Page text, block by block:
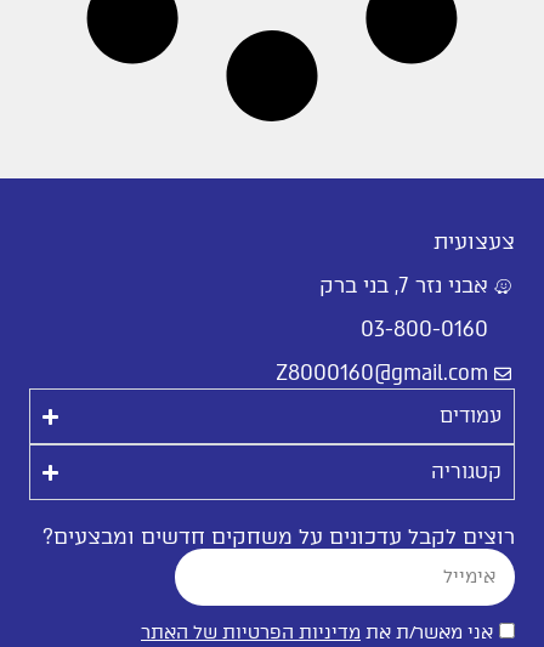
צעצועית
אבני נזר 7, בני ברק
03-800-0160
Z8000160@gmail.com
עמודים
קטגוריה
רוצים לקבל עדכונים על משחקים חדשים ומבצעים?
אני מאשר/ת את מדיניות הפרטיות של האתר